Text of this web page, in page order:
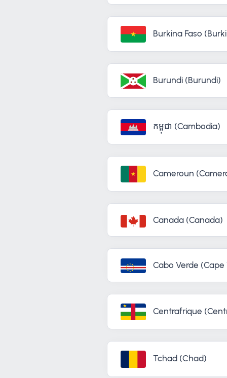
Burkina Faso
Burundi (Burundi)
កម្ពុជា (Cambodia)
Cameroun
Canada (Canada)
Cabo Verde (Cape
Centrafrique
Tchad (Chad)